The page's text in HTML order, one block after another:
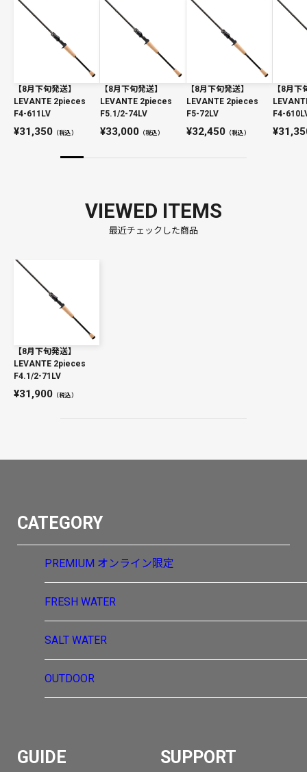
【8月下旬発送】
LEVANTE 2pieces
F4-611LV
31,350 （税込）
【8月下旬発送】
LEVANTE 2pieces
F5.1/2-74LV
33,000（税込）
【8月下旬発送】
LEVANTE 2pieces
F5-72LV
32,450（税込）
【8月下
F4-
VIEWED ITEMS
最近チェックした商品
【8月下旬発送】
LEVANTE 2pieces
F4.1/2-71LV
31,900 （税込）
CATEGORY
PREMIUM オンライン限定
FRESH WATER
SALT WATER
OUTDOOR
GUIDE SUPPORT